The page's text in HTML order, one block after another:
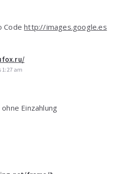
Codehttp://images.google.es
1:27 am
Einzahlung